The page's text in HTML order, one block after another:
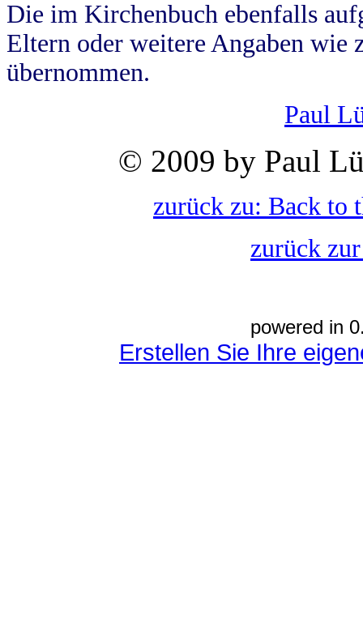
Die im Kirchenbuch ebenfalls
Eltern oder weitere Angaben wie
übernommen.
Paul
© 2009 by Paul
zurück zu: Back to
zurück
powered in
Erstellen Sie Ihre